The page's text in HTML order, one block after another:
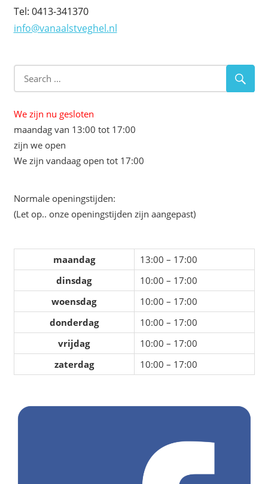
Tel: 0413-341370
info@vanaalstveghel.nl
We zijn nu gesloten
maandag van 13:00 tot 17:00
zijn we open
We zijn vandaag open tot 17:00
Normale openingstijden:
(Let op.. onze openingstijden zijn aangepast)
maandag
13:00 – 17:00
dinsdag
10:00 – 17:00
woensdag
10:00 – 17:00
donderdag
10:00 – 17:00
vrijdag
10:00 – 17:00
zaterdag
10:00 – 17:00